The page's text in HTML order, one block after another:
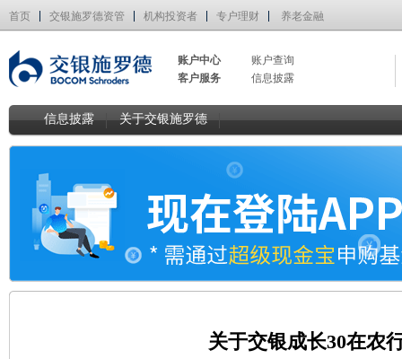
首页 交银施罗德资管 机构投资者 专户理财 养老金融
账户中心
账户查询
客户服务
信息披露
信息披露 关于交银施罗德
关于交银成长30在农